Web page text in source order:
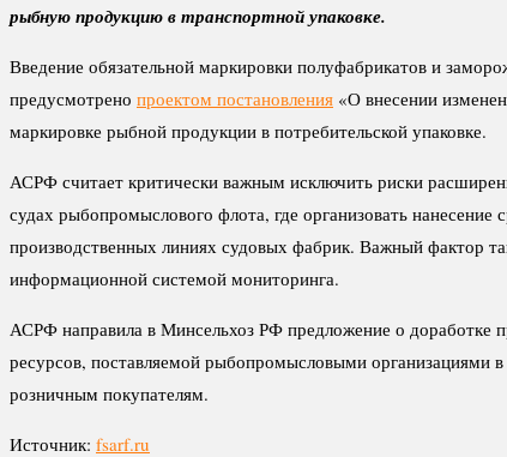
рыбную продукцию в транспортной упаковке.
Введение обязательной маркировки полуфабрикатов и
предусмотрено проектом постановления «О внесении
маркировке рыбной продукции в потребительской упаковке.
АСРФ считает критически важным исключить риски
судах рыбопромыслового флота, где организовать
производственных линиях судовых фабрик. Важный фактор
информационной системой мониторинга.
АСРФ направила в Минсельхоз РФ предложение о доработке
ресурсов, поставляемой рыбопромысловыми организациями
розничным покупателям.
Источник: fsarf.ru